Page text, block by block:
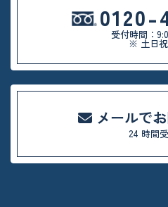
0120-
受付時間：
※ 土日祝
メールで
24 時間